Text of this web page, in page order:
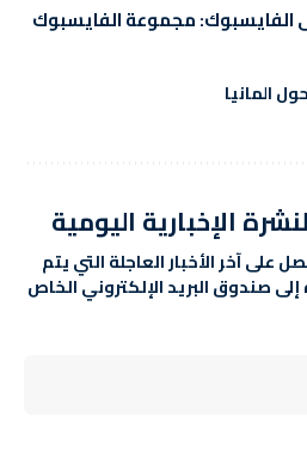
الفايسبوك:مجموعة الفايسبوك
المانيا
الإخبارية اليومية
على آخر الأخبار العاجلة التي يتم
صندوق البريد الإلكتروني الخاص